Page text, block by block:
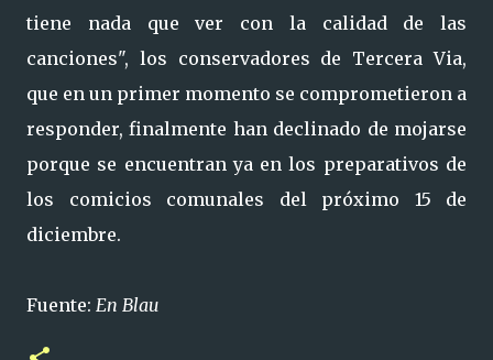
tiene nada que ver con la calidad de las
canciones", los conservadores de Tercera Via,
que en un primer momento se comprometieron a
responder, finalmente han declinado de mojarse
porque se encuentran ya en los preparativos de
los comicios comunales del próximo 15 de
diciembre.
Fuente: En Blau